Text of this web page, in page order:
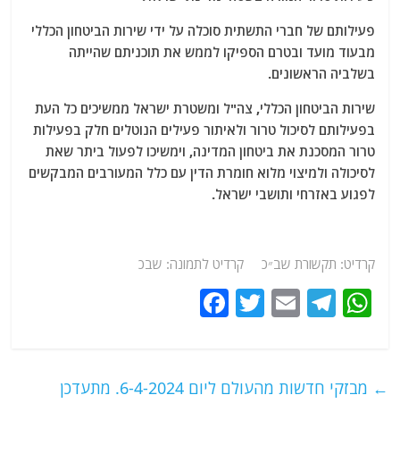
פעילותם של חברי התשתית סוכלה על ידי שירות הביטחון הכללי
מבעוד מועד ובטרם הספיקו לממש את תוכניתם שהייתה
בשלביה הראשונים.
שירות הביטחון הכללי, צה"ל ומשטרת ישראל ממשיכים כל העת
בפעילותם לסיכול טרור ולאיתור פעילים הנוטלים חלק בפעילות
טרור המסכנת את ביטחון המדינה, וימשיכו לפעול ביתר שאת
לסיכולה ולמיצוי מלוא חומרת הדין עם כלל המעורבים המבקשים
לפגוע באזרחי ותושבי ישראל.
קרדיט: תקשורת שב״כ קרדיט לתמונה: שבכ
W
s
T
g
E
l
T
er
e ← מבזקי חדשות מהעולם ליום 6-4-2024. מתעדכן